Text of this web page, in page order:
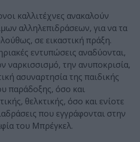
καλλιτέχνες ανακαλούν
αλληλεπιδράσεων, για να τα
σε εικαστική πράξη.
εντυπώσεις αναδύονται,
ναρκισσισμό, την ανυποκρισία,
ασυναρτησία της παιδικής
παράδοξης, όσο και
θελκτικής, όσο και ενίοτε
που εγγράφονται στην
του Μπρέγκελ.